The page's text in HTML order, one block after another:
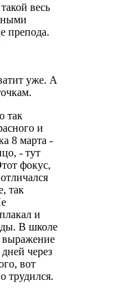
весь
препода.
уже. А
так
и
8 марта -
- тут
фокус,
так
и
В школе
выражение
через
вот
трудился.